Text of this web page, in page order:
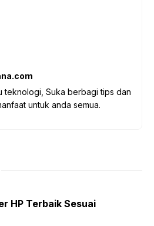
teknologi, Suka berbagi tips dan
untuk anda semua.
HP Terbaik Sesuai